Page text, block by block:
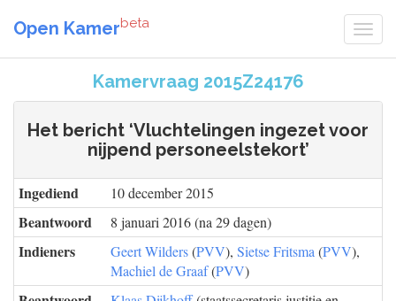
Open Kamerbeta
Kamervraag 2015Z24176
Het bericht ‘Vluchtelingen ingezet voor
nijpend personeelstekort’
Ingediend 10 december 2015
Beantwoord 8 januari 2016 (na 29 dagen)
Indieners Geert Wilders(PVV), Sietse Fritsma (PVV),
Machiel de Graaf(PVV)